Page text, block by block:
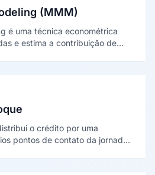
(MMM)
é uma técnica econométrica
e estima a contribuição de
o crédito por uma
pontos de contato da jornada,